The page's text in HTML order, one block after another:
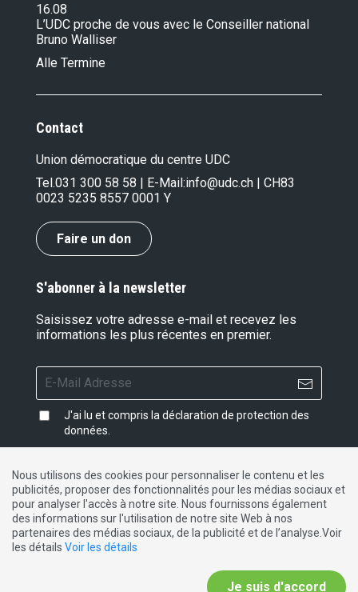
16.08
L’UDC proche de vous avec le Conseiller national
Bruno Walliser
Alle Termine
Contact
Union démocratique du centre UDC
Tel.031 300 58 58 | E-Mail:info@udc.ch | CH83
0023 5235 8557 0001 Y
Faire un don
S'abonner à la newsletter
Saisissez votre adresse e-mail et recevez les
informations les plus récentes en premier.
J'ai lu et compris la déclaration de protection des
données
Impressum| Protection des données|Contact
DE FR IT
Nous utilisons des cookies pour personnaliser le contenu et les
publicités, proposer des fonctionnalités pour les médias sociaux et
pour analyser l'accès à notre site. Nous fournissons également
des informations sur l'utilisation de notre site Web à nos
partenaires des médias sociaux, de la publicité et de l’analyse.Voir
les détails Voir les détails
Je suis d'accord